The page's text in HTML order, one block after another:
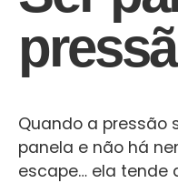
Quando a pressão
panela e não há
escape… ela tende